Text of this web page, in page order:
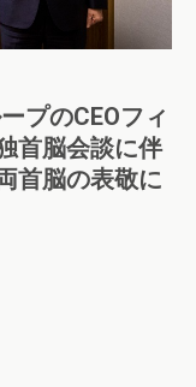
プのCEOフィ
首脳会談に伴
首脳の表敬に